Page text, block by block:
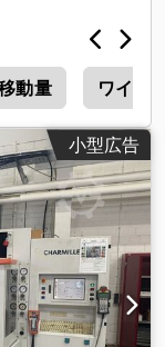
動量 ワイヤ
小型広告